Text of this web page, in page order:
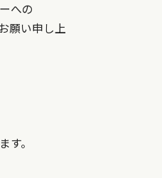
への
願い申し上
。